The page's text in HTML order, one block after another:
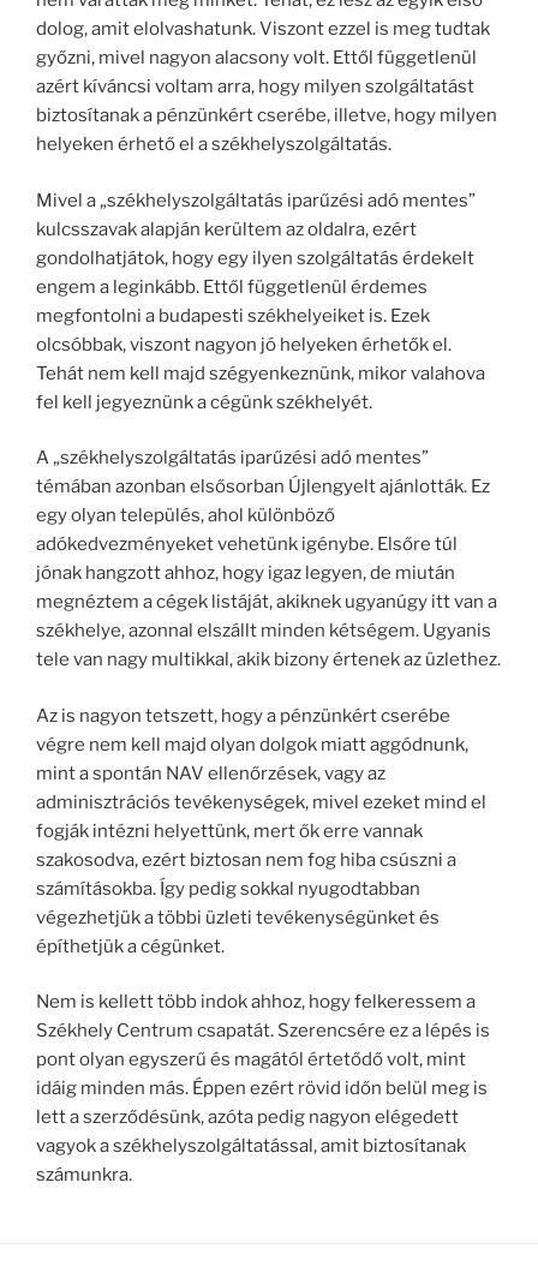
dolog, amit elolvashatunk. Viszont ezzel is meg tudtak
győzni, mivel nagyon alacsony volt. Ettől függetlenül
azért kíváncsi voltam arra, hogy milyen szolgáltatást
biztosítanak a pénzünkért cserébe, illetve, hogy milyen
helyeken érhető el a székhelyszolgáltatás.
Mivel a „székhelyszolgáltatás iparűzési adó mentes”
kulcsszavak alapján kerültem az oldalra, ezért
gondolhatjátok, hogy egy ilyen szolgáltatás érdekelt
engem a leginkább. Ettől függetlenül érdemes
megfontolni a budapesti székhelyeiket is. Ezek
olcsóbbak, viszont nagyon jó helyeken érhetők el.
Tehát nem kell majd szégyenkeznünk, mikor valahova
fel kell jegyeznünk a cégünk székhelyét.
A „székhelyszolgáltatás iparűzési adó mentes”
témában azonban elsősorban Újlengyelt ajánlották. Ez
egy olyan település, ahol különböző
adókedvezményeket vehetünk igénybe. Elsőre túl
jónak hangzott ahhoz, hogy igaz legyen, de miután
megnéztem a cégek listáját, akiknek ugyanúgy itt van a
székhelye, azonnal elszállt minden kétségem. Ugyanis
tele van nagy multikkal, akik bizony értenek az üzlethez.
Az is nagyon tetszett, hogy a pénzünkért cserébe
végre nem kell majd olyan dolgok miatt aggódnunk,
mint a spontán NAV ellenőrzések, vagy az
adminisztrációs tevékenységek, mivel ezeket mind el
fogják intézni helyettünk, mert ők erre vannak
szakosodva, ezért biztosan nem fog hiba csúszni a
számításokba. Így pedig sokkal nyugodtabban
végezhetjük a többi üzleti tevékenységünket és
építhetjük a cégünket.
Nem is kellett több indok ahhoz, hogy felkeressem a
Székhely Centrum csapatát. Szerencsére ez a lépés is
pont olyan egyszerű és magától értetődő volt, mint
idáig minden más. Éppen ezért rövid időn belül meg is
lett a szerződésünk, azóta pedig nagyon elégedett
vagyok a székhelyszolgáltatással, amit biztosítanak
számunkra.